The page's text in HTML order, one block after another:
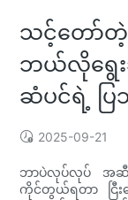
သင့်တော်တဲ့
ဘယ်လိုရွေး
ဆံပင်ရဲ့ ပ
2025-09-21
ဘာပဲလုပ်လုပ် အဆီပ
ကိုင်တွယ်ရတာ ငြီးငွ